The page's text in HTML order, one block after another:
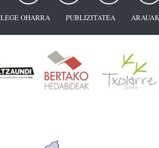
LEGE OHARRA PUBLIZITATEA ARAUAK